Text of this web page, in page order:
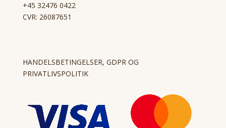
+45 32476 0422
CVR: 26087651
HANDELSBETINGELSER, GDPR OG
PRIVATLIVSPOLITIK